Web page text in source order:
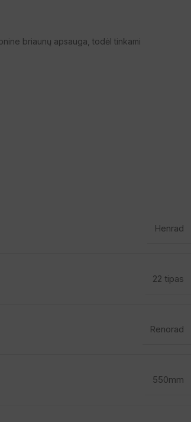
briaunų apsauga, todėl tinkami
Henrad
22 tipas
Renorad
550mm